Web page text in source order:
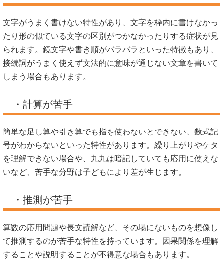
文字がうまく書けない特性があり、文字を枠内に書けなかっ
たり形の似ている文字の区別がつかなかったりする症状が見
られます。鏡文字や書き順がバラバラといった特徴もあり、
接続詞がうまく使えず文法的に意味が通じない文章を書いて
しまう場合もあります。
・計算が苦手
簡単な足し算や引き算でも指を使わないとできない、数式記
号がわからないといった特性があります。繰り上がりやケタ
を理解できない場合や、九九は暗記していても応用に使えな
いなど、苦手な分野は子どもにより差が生じます。
・推測が苦手
算数の応用問題や長文読解など、その場にないものを想像し
て推測するのが苦手な特性を持っています。因果関係を理解
することや説明することが不得意な場合もあります。